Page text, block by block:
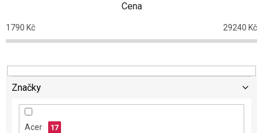
p
r
o
u
Cena
1790 Kč 29240 Kč
Značky
Acer 17